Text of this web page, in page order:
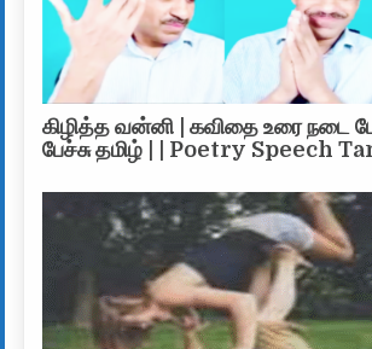
கிழித்த வன்னி | கவிதை உரை நடை
பேச்சு தமிழ் | | Poetry Speech